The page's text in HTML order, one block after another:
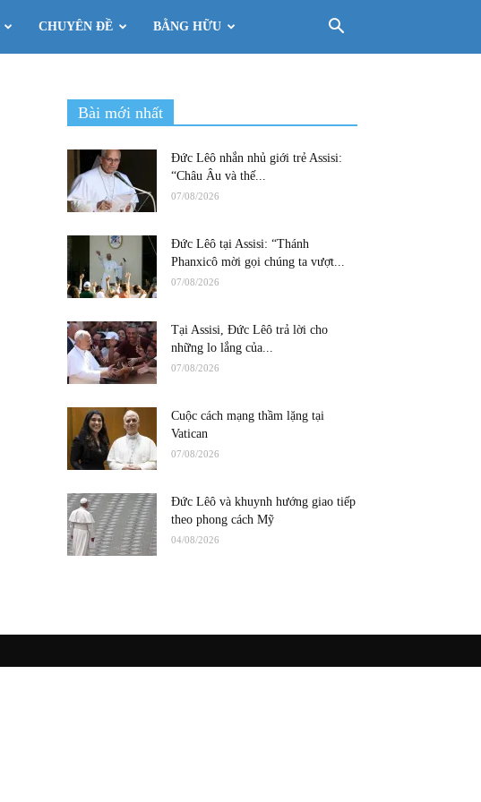
CHUYÊN ĐỀ BẰNG HỮU
Bài mới nhất
Đức Lêô nhắn nhủ giới trẻ Assisi:
“Châu Âu và thế...
07/08/2026
Đức Lêô tại Assisi: “Thánh
Phanxicô mời gọi chúng ta vượt...
07/08/2026
Tại Assisi, Đức Lêô trả lời cho
những lo lắng của...
07/08/2026
Cuộc cách mạng thầm lặng tại
Vatican
07/08/2026
Đức Lêô và khuynh hướng giao tiếp
theo phong cách Mỹ
04/08/2026